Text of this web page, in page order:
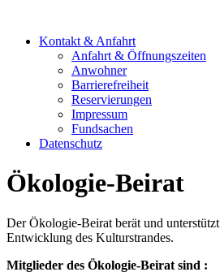
Kontakt & Anfahrt
Anfahrt & Öffnungszeiten
Anwohner
Barrierefreiheit
Reservierungen
Impressum
Fundsachen
Datenschutz
Ökologie-Beirat
Der Ökologie-Beirat berät und
Entwicklung des Kulturstrandes.
Mitglieder des Ökologie-Beirat sind :